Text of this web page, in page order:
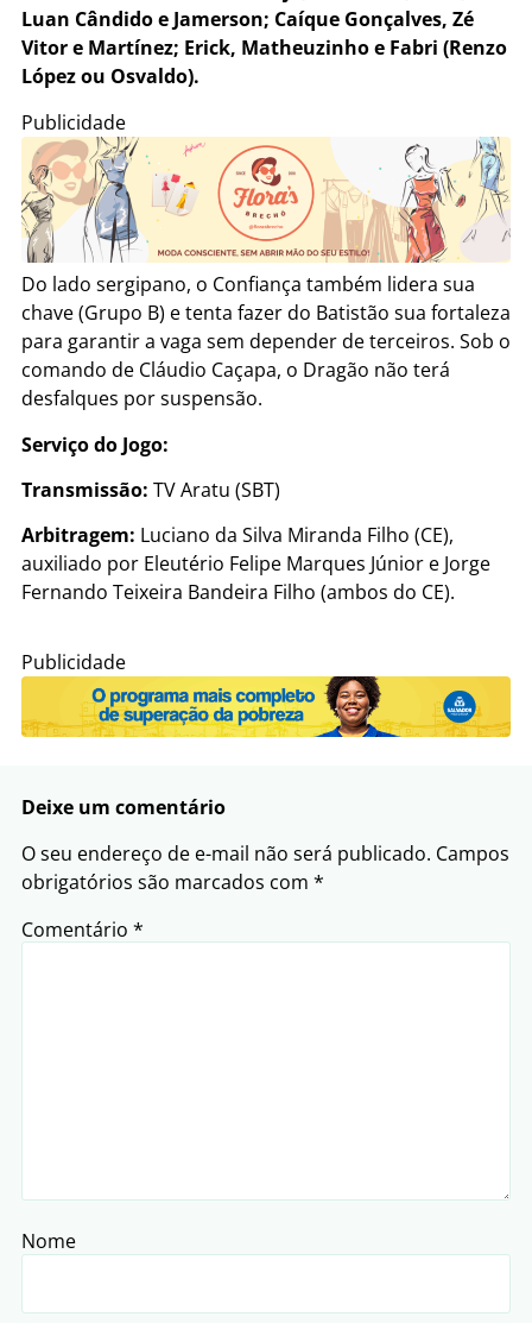
Luan Cândido e Jamerson; Caíque Gonçalves, Zé
Vitor e Martínez; Erick, Matheuzinho e Fabri (Renzo
López ou Osvaldo).
Publicidade
Do lado sergipano, o Confiança também lidera sua
chave (Grupo B) e tenta fazer do Batistão sua fortaleza
para garantir a vaga sem depender de terceiros. Sob o
comando de Cláudio Caçapa, o Dragão não terá
desfalques por suspensão.
Serviço do Jogo:
Transmissão: TV Aratu (SBT)
Arbitragem: Luciano da Silva Miranda Filho (CE),
auxiliado por Eleutério Felipe Marques Júnior e Jorge
Fernando Teixeira Bandeira Filho (ambos do CE).
Publicidade
Deixe um comentário
O seu endereço de e-mail não será publicado. Campos
obrigatórios são marcados com *
Comentário *
Nome